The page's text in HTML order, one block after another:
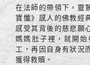
在法師的帶領下，靈
寶懺》感人的佛教經
感受其背後的慈悲願
媽媽肚子裡，就開
工，再因自身有狀況
獲得救贖。